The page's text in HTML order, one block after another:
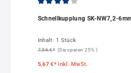
Schnellkupplung SK-NW7,2-
Inhalt: 1 Stück
7,56 €* (Sie sparen 25% )
5,67 €*inkl. MwSt.